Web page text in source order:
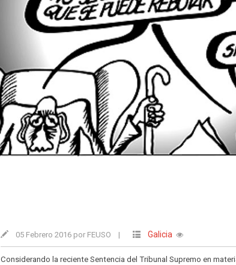
05 Febrero 2016 por FEUSO | Galicia
Considerando la reciente Sentencia del Tribunal Supremo en